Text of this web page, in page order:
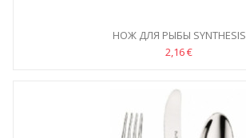
НОЖ ДЛЯ РЫБЫ SYNTHESIS
2,16 €